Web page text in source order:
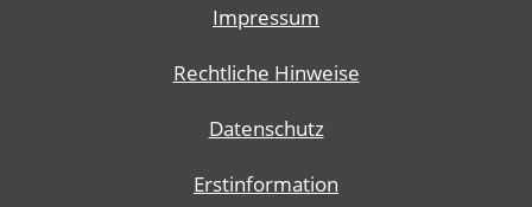
Impressum
Rechtliche Hinweise
Datenschutz
Erstinformation